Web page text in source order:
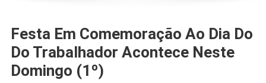
Festa Em Comemoração Ao Dia Do
Do Trabalhador Acontece Neste
Domingo (1º)